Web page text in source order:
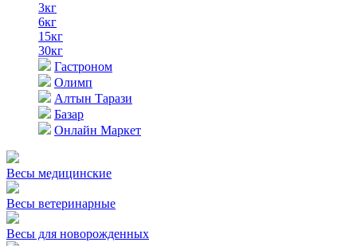
3кг
6кг
15кг
30кг
Гастроном
Олимп
Алтын Тарази
Базар
Онлайн Маркет
Весы медицинские
Весы ветеринарные
Весы для новорожденных